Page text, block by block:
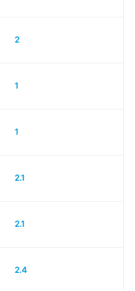
2
1
1
2.1
2.1
2.4